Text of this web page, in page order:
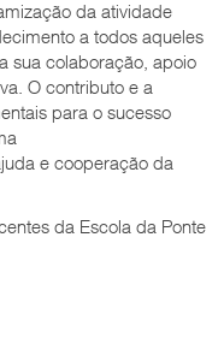
da atividade
a todos aqueles
sua colaboração, apoio
O contributo e a
para o sucesso
e cooperação da
da Escola da Ponte